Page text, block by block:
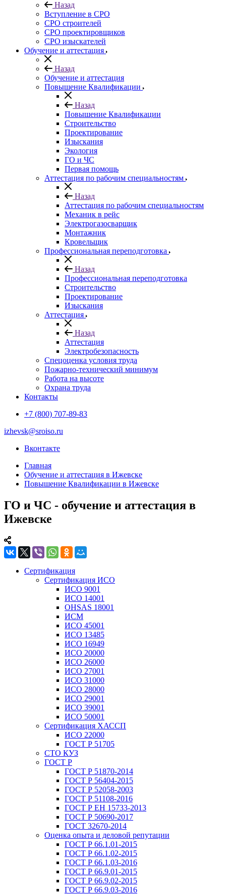
Назад
Вступление в СРО
СРО строителей
СРО проектировщиков
СРО изыскателей
Обучение и аттестация
Назад
Обучение и аттестация
Повышение Квалификации
Назад
Повышение Квалификации
Строительство
Проектирование
Изыскания
Экология
ГО и ЧС
Первая помощь
Аттестация по рабочим специальностям
Назад
Аттестация по рабочим специальностям
Механик в рейс
Электрогазосварщик
Монтажник
Кровельщик
Профессиональная переподготовка
Назад
Профессиональная переподготовка
Строительство
Проектирование
Изыскания
Аттестация
Назад
Аттестация
Электробезопасность
Спецоценка условия труда
Пожарно-технический минимум
Работа на высоте
Охрана труда
Контакты
+7 (800) 707-89-83
izhevsk@sroiso.ru
Вконтакте
Главная
Обучение и аттестация в Ижевске
Повышение Квалификации в Ижевске
ГО и ЧС - обучение и аттестация в
Ижевске
Сертификация
Сертификация ИСО
ИСО 9001
ИСО 14001
OHSAS 18001
ИСМ
ИСО 45001
ИСО 13485
ИСО 16949
ИСО 20000
ИСО 26000
ИСО 27001
ИСО 31000
ИСО 28000
ИСО 29001
ИСО 39001
ИСО 50001
Сертификация ХАССП
ИСО 22000
ГОСТ Р 51705
СТО КУЗ
ГОСТ Р
ГОСТ Р 51870-2014
ГОСТ Р 56404-2015
ГОСТ Р 52058-2003
ГОСТ Р 51108-2016
ГОСТ Р ЕН 15733-2013
ГОСТ Р 50690-2017
ГОСТ 32670-2014
Оценка опыта и деловой репутации
ГОСТ Р 66.1.01-2015
ГОСТ Р 66.1.02-2015
ГОСТ Р 66.1.03-2016
ГОСТ Р 66.9.01-2015
ГОСТ Р 66.9.02-2015
ГОСТ Р 66.9.03-2016